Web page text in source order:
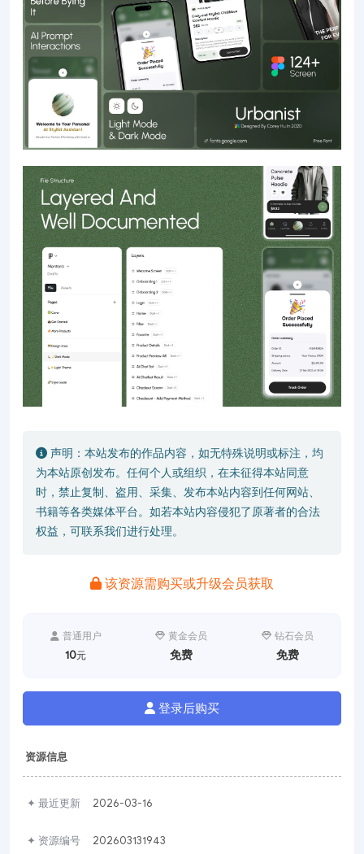
声明：本站发布的作品内容，如无特殊说明或标注，均
为本站原创发布。任何个人或组织，在未征得本站同意
时，禁止复制、盗用、采集、发布本站内容到任何网站、
书籍等各类媒体平台。如若本站内容侵犯了原著者的合法
权益，可联系我们进行处理。
该资源需购买或升级会员获取
普通用户
10元
黄金会员
免费
钻石会员
免费
登录后购买
资源信息
✦ 最近更新 2026-03-16
✦ 资源编号 202603131943